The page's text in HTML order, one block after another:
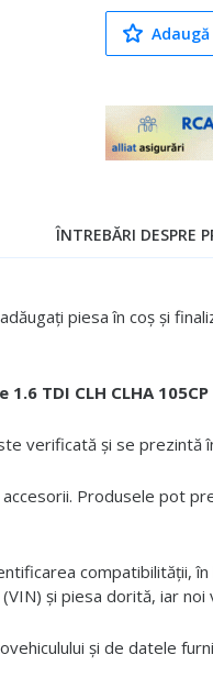
piesa în coș și
TDI CLH CLHA 105CP
verificată și se prezintă
Produsele pot
compatibilității,
și piesa dorită, iar noi
și de datele
ÎNTREBĂRI DESPRE